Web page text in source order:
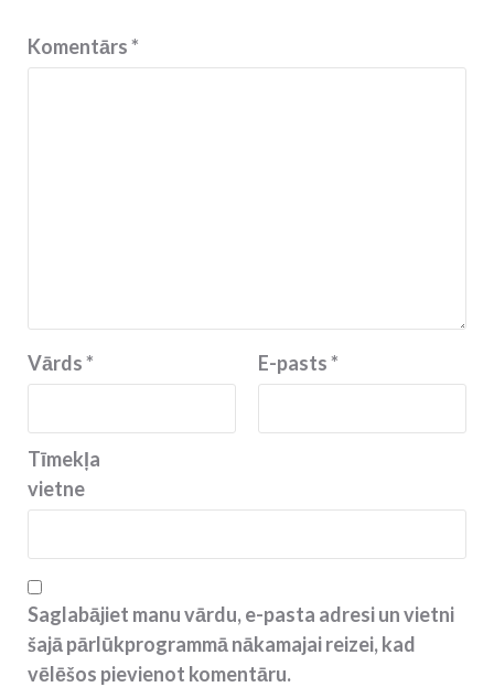
Komentārs*
Vārds* E-pasts*
Tīmekļa
vietne
Saglabājiet manu vārdu, e-pasta adresi un vietni
šajā pārlūkprogrammā nākamajai reizei, kad
vēlēšos pievienot komentāru.